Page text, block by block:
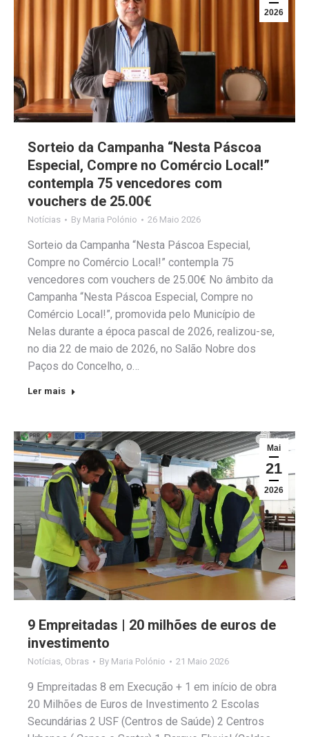
2026
Sorteio da Campanha “Nesta Páscoa
Especial, Compre no Comércio Local!”
contempla 75 vencedores com
vouchers de 25.00€
Notícias By Maria Polónio 26 Maio 2026
Sorteio da Campanha “Nesta Páscoa Especial,
Compre no Comércio Local!” contempla 75
vencedores com vouchers de 25.00€ No âmbito da
Campanha “Nesta Páscoa Especial, Compre no
Comércio Local!”, promovida pelo Município de
Nelas durante a época pascal de 2026, realizou-se,
no dia 22 de maio de 2026, no Salão Nobre dos
Paços do Concelho, o…
Ler mais
Mai
21
2026
9 Empreitadas | 20 milhões de euros de
investimento
Notícias, Obras By Maria Polónio 21 Maio 2026
9 Empreitadas 8 em Execução + 1 em início de obra
20 Milhões de Euros de Investimento 2 Escolas
Secundárias 2 USF (Centros de Saúde) 2 Centros